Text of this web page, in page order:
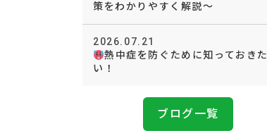
策をわかりやすく解説～
2026.07.21
熱中症を防ぐために知っておきた
い！
ブログ一覧